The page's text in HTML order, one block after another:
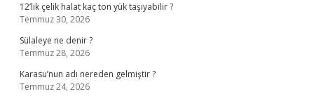
12’lik çelik halat kaç ton yük taşıyabilir ?
Temmuz 30, 2026
Sülaleye ne denir ?
Temmuz 28, 2026
Karasu’nun adı nereden gelmiştir ?
Temmuz 24, 2026